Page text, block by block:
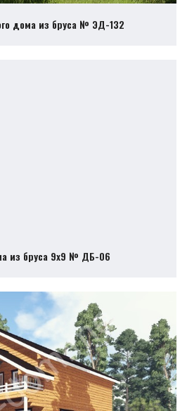
дома из бруса № ЭД-132
из бруса 9х9 № ДБ-06